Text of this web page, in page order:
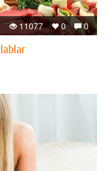
0
0
11077